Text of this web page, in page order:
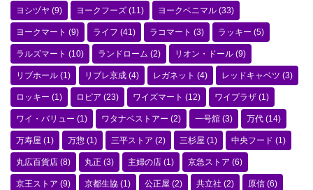
ヨシヅヤ (9) ヨークフーズ (11) ヨークベニマル (33)
ヨークマート (9) ライフ (41) ラコマート (3) ラッキー (5)
ラルズマート (10) ランドローム (2) リオン・ドール (9)
リブホール (1) リブレ京成 (4) レガネット (4) レッドキャベツ (3)
ロッキー (1) ロピア (23) ワイズマート (12) ワイプラザ (1)
ワイ・バリュー (1) ワタナベストアー (2) 一号舘 (3) 万代 (14)
万寿屋 (1) 万惣 (1) 三平ストア (2) 三杉屋 (1) 中央フード (1)
丸広百貨店 (8) 丸正 (3) 主婦の店 (1) 京急ストア (6)
京王ストア (9) 京都生協 (1) 公正屋 (2) 共立社 (2) 原信 (6)